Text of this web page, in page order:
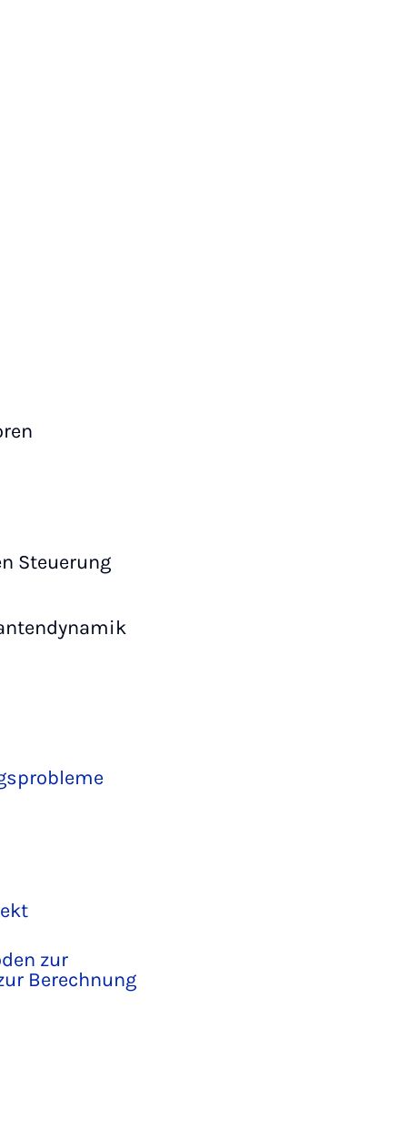
Steuerung
zur
Berechnung